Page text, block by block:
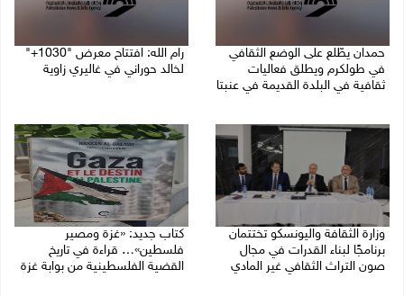
حمدان يطّلع على الوضع الثقافي
في طولكرم ويطلق فعاليات
ثقافية في البلدة القديمة في عنبتا
رام الله: افتتاح معرض "1030+"
لخالد حوراني في غاليري زاوية
وزارة الثقافة واليونسكو تختتمان
برنامجًا لبناء القدرات في مجال
صون التراث الثقافي غير المادي
كتاب جديد: «غزة ومصير
فلسطين»… قراءة في تاريخ
القضية الفلسطينية من بوابة غزة